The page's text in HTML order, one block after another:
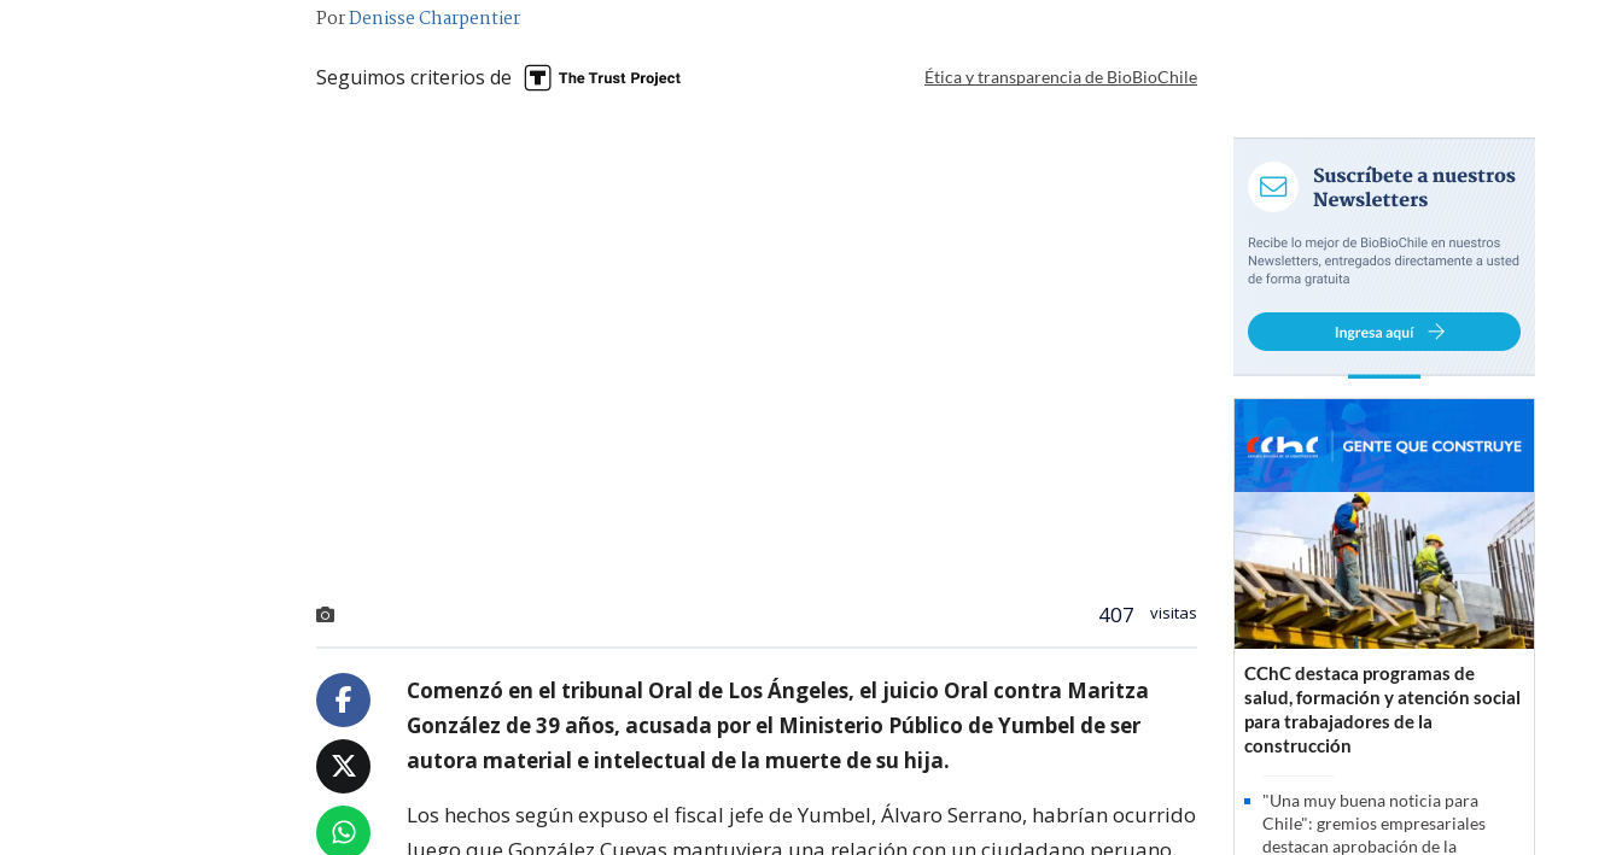
PorDenisse Charpentier
Seguimos criterios de Ética y transparencia de BioBioChile
407 visitas
Comenzó en el tribunal Oral de Los Ángeles, el juicio Oral contra Maritza
González de 39 años, acusada por el Ministerio Público de Yumbel de ser
autora material e intelectual de la muerte de su hija.
Los hechos según expuso el fiscal jefe de Yumbel, Álvaro Serrano, habrían ocurrido
luego que González Cuevas mantuviera una relación con un ciudadano peruano,
CChC destaca programas de
salud, formación y atención social
para trabajadores de la
construcción
"Una muy buena noticia para
Chile": gremios empresariales
destacan aprobación de la